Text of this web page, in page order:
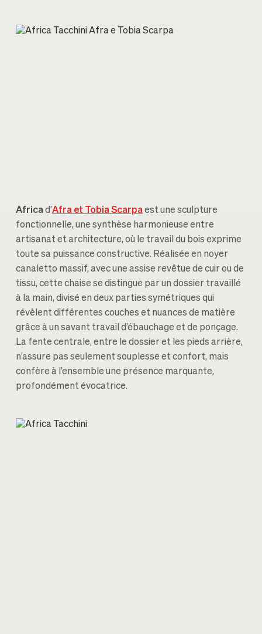
Africad’Afra et Tobia Scarpaest une sculpture
fonctionnelle, une synthèse harmonieuse entre
artisanat et architecture, où le travail du bois exprime
toute sa puissance constructive. Réalisée en noyer
canaletto massif, avec une assise revêtue de cuir ou de
tissu, cette chaise se distingue par un dossier travaillé
à la main, divisé en deux parties symétriques qui
révèlent différentes couches et nuances de matière
grâce à un savant travail d’ébauchage et de ponçage.
La fente centrale, entre le dossier et les pieds arrière,
n’assure pas seulement souplesse et confort, mais
confère à l’ensemble une présence marquante,
profondément évocatrice.